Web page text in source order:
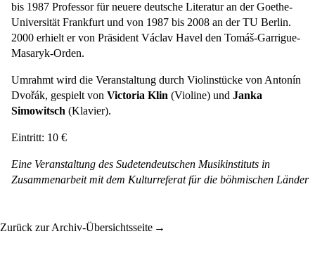
bis 1987 Professor für neuere deutsche Literatur an der Goethe-
Universität Frankfurt und von 1987 bis 2008 an der TU Berlin.
2000 erhielt er von Präsident Václav Havel den Tomáš-Garrigue-
Masaryk-Orden.
Umrahmt wird die Veranstaltung durch Violinstücke von Antonín
Dvořák, gespielt von Victoria Klin (Violine) und Janka
Simowitsch (Klavier).
Eintritt: 10 €
Eine Veranstaltung des Sudetendeutschen Musikinstituts in
Zusammenarbeit mit dem Kulturreferat für die böhmischen Länder
Zurück zur Archiv-Übersichtsseite